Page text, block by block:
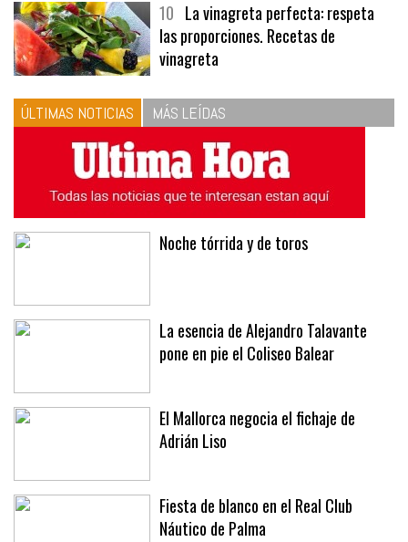
10 La vinagreta perfecta: respeta
las proporciones. Recetas de
vinagreta
ÚLTIMAS NOTICIAS MÁS LEÍDAS
Noche tórrida y de toros
La esencia de Alejandro Talavante
pone en pie el Coliseo Balear
El Mallorca negocia el fichaje de
Adrián Liso
Fiesta de blanco en el Real Club
Náutico de Palma